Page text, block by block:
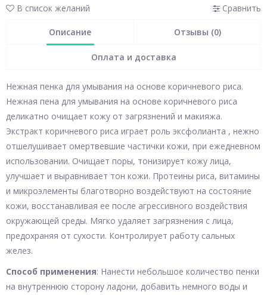
В список желаний Сравнить
Описание Отзывы (0)
Оплата и доставка
Нежная пенка для умывания на основе коричневого риса.
Нежная пена для умывания на основе коричневого риса
деликатно очищает кожу от загрязнений и макияжа.
Экстракт коричневого риса играет роль эксфолианта , нежно
отшелушивает омертвевшие частички кожи, при ежедневном
использовании. Очищает поры, тонизирует кожу лица,
улучшает и выравнивает тон кожи. Протеины риса, витамины
и микроэлементы благотворно воздействуют на состояние
кожи, восстанавливая ее после агрессивного воздействия
окружающей среды. Мягко удаляет загрязнения с лица,
предохраняя от сухости. Контролирует работу сальных
желез.
Способ применения: Нанести небольшое количество пенки
на внутреннюю сторону ладони, добавить немного воды и